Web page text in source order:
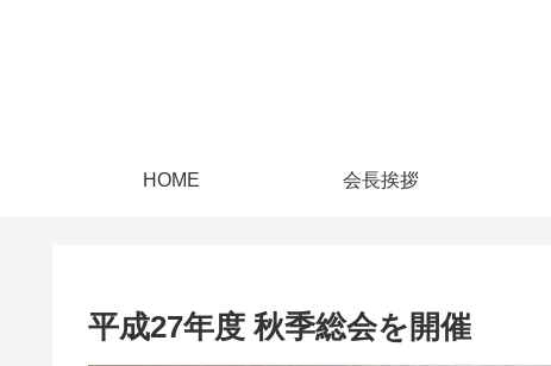
HOME 会長挨拶
平成27年度 秋季総会を開催